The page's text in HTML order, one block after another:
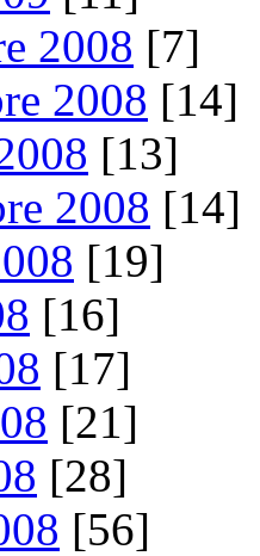
2008 [7]
2008 [14]
[13]
2008 [14]
[19]
[16]
[17]
[21]
[28]
[56]